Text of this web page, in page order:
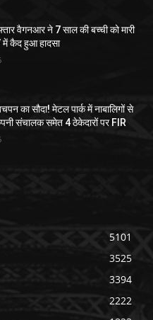
वैगनआर ने 7 साल की बच्ची को मारी
कैद हुआ हादसा
का सौदा! मेटल पार्क में नाबालिगों से
संचालक समेत 4 ठेकेदारों पर FIR
5101
3525
3394
2222